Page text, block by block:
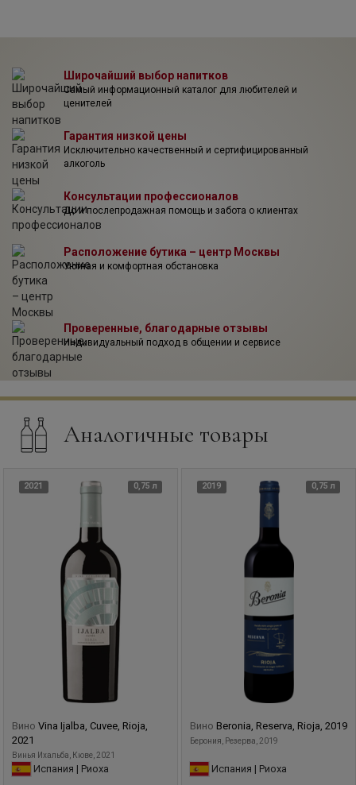
колеблется от 30 до 90 лет.
Широчайший выбор напитков
Самый информационный каталог для любителей и
ценителей
Гарантия низкой цены
Исключительно качественный и сертифицированный
алкоголь
Консультации профессионалов
До и послепродажная помощь и забота о клиентах
Расположение бутика – центр Москвы
Уютная и комфортная обстановка
Проверенные, благодарные отзывы
Индивидуальный подход в общении и сервисе
Аналогичные товары
2021 0,75 л
Вино Vina Ijalba, Cuvee, Rioja,
2021
Винья Ихальба, Кюве, 2021
Испания | Риоха
2019 0,75 л
Вино Beronia, Reserva, Rioja, 2019
Берония, Резерва, 2019
Испания | Риоха